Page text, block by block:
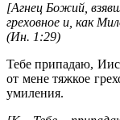
[Агнец Божий,
греховное и, как
(Ин. 1:29)
Тебе припадаю,
от мене тяжкое
умиления.